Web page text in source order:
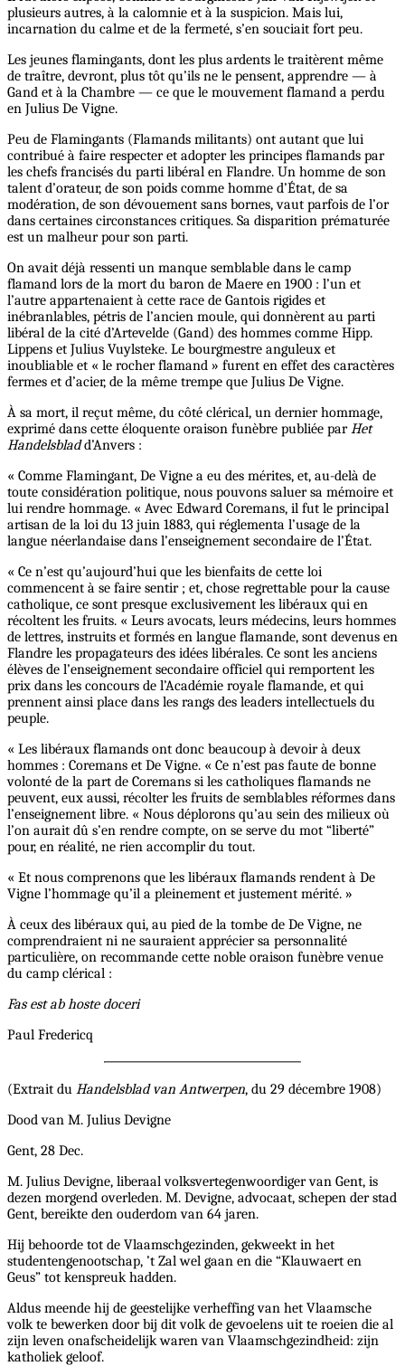
plusieurs autres, à la calomnie et à la suspicion. Mais lui,
incarnation du calme et de la fermeté, s’en souciait fort peu.
Les jeunes flamingants, dont les plus ardents le traitèrent même
de traître, devront, plus tôt qu’ils ne le pensent, apprendre — à
Gand et à la Chambre — ce que le mouvement flamand a perdu
en Julius De Vigne.
Peu de Flamingants (Flamands militants) ont autant que lui
contribué à faire respecter et adopter les principes flamands par
les chefs francisés du parti libéral en Flandre. Un homme de son
talent d’orateur, de son poids comme homme d’État, de sa
modération, de son dévouement sans bornes, vaut parfois de l’or
dans certaines circonstances critiques. Sa disparition prématurée
est un malheur pour son parti.
On avait déjà ressenti un manque semblable dans le camp
flamand lors de la mort du baron de Maere en 1900 : l’un et
l’autre appartenaient à cette race de Gantois rigides et
inébranlables, pétris de l’ancien moule, qui donnèrent au parti
libéral de la cité d’Artevelde (Gand) des hommes comme Hipp.
Lippens et Julius Vuylsteke. Le bourgmestre anguleux et
inoubliable et « le rocher flamand » furent en effet des caractères
fermes et d’acier, de la même trempe que Julius De Vigne.
À sa mort, il reçut même, du côté clérical, un dernier hommage,
exprimé dans cette éloquente oraison funèbre publiée parHet
Handelsbladd’Anvers :
« Comme Flamingant, De Vigne a eu des mérites, et, au-delà de
toute considération politique, nous pouvons saluer sa mémoire et
lui rendre hommage. « Avec Edward Coremans, il fut le principal
artisan de la loi du 13 juin 1883, qui réglementa l’usage de la
langue néerlandaise dans l’enseignement secondaire de l’État.
« Ce n’est qu’aujourd’hui que les bienfaits de cette loi
commencent à se faire sentir ; et, chose regrettable pour la cause
catholique, ce sont presque exclusivement les libéraux qui en
récoltent les fruits. « Leurs avocats, leurs médecins, leurs hommes
de lettres, instruits et formés en langue flamande, sont devenus en
Flandre les propagateurs des idées libérales. Ce sont les anciens
élèves de l’enseignement secondaire officiel qui remportent les
prix dans les concours de l’Académie royale flamande, et qui
prennent ainsi place dans les rangs des leaders intellectuels du
peuple.
« Les libéraux flamands ont donc beaucoup à devoir à deux
hommes : Coremans et De Vigne. « Ce n’est pas faute de bonne
volonté de la part de Coremans si les catholiques flamands ne
peuvent, eux aussi, récolter les fruits de semblables réformes dans
l’enseignement libre. « Nous déplorons qu’au sein des milieux où
l’on aurait dû s’en rendre compte, on se serve du mot “liberté”
pour, en réalité, ne rien accomplir du tout.
« Et nous comprenons que les libéraux flamands rendent à De
Vigne l’hommage qu’il a pleinement et justement mérité. »
À ceux des libéraux qui, au pied de la tombe de De Vigne, ne
comprendraient ni ne sauraient apprécier sa personnalité
particulière, on recommande cette noble oraison funèbre venue
du camp clérical :
Fas est ab hoste doceri
Paul Fredericq
(Extrait du Handelsblad van Antwerpen, du 29 décembre 1908)
Dood van M. Julius Devigne
Gent, 28 Dec.
M. Julius Devigne, liberaal volksvertegenwoordiger van Gent, is
dezen morgend overleden. M. Devigne, advocaat, schepen der stad
Gent, bereikte den ouderdom van 64 jaren.
Hij behoorde tot de Vlaamschgezinden, gekweekt in het
studentengenootschap, ’t Zal wel gaan en die “Klauwaert en
Geus” tot kenspreuk hadden.
Aldus meende hij de geestelijke verheffing van het Vlaamsche
volk te bewerken door bij dit volk de gevoelens uit te roeien die al
zijn leven onafscheidelijk waren van Vlaamschgezindheid: zijn
katholiek geloof.